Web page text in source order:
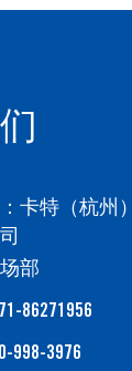
卡特（杭州
部
86271956
998-3976